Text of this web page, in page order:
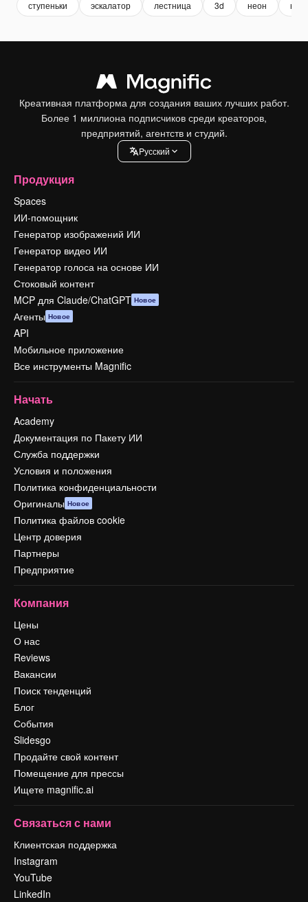
ступеньки эскалатор лестница 3d неон
Креативная платформа для создания ваших лучших работ.
Более 1 миллиона подписчиков среди креаторов,
предприятий, агентств и студий.
Pусский
Продукция
Spaces
ИИ-помощник
Генератор изображений ИИ
Генератор видео ИИ
Генератор голоса на основе ИИ
Стоковый контент
MCP для Claude/ChatGPT Новое
Агенты Новое
API
Мобильное приложение
Все инструменты Magnific
Начать
Academy
Документация по Пакету ИИ
Служба поддержки
Условия и положения
Политика конфиденциальности
Оригиналы Новое
Политика файлов cookie
Центр доверия
Партнеры
Предприятие
Компания
Цены
О нас
Reviews
Вакансии
Поиск тенденций
Блог
События
Slidesgo
Продайте свой контент
Помещение для прессы
Ищете magnific.ai
Связаться с нами
Клиентская поддержка
Instagram
YouTube
LinkedIn